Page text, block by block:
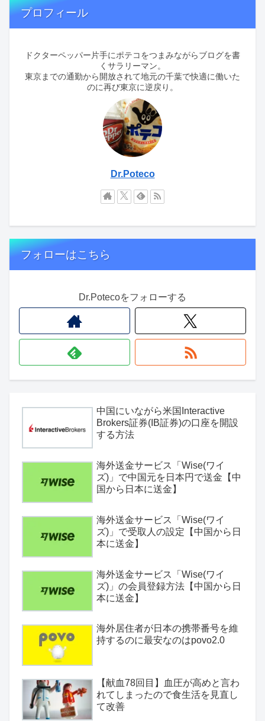
プロフィール
ドクターペッパー片手にポテコをつまみながらブログを書
くサラリーマン。
東京までの通勤から開放されて地元の千葉で快適に働いた
のに再び東京に逆戻り。
Dr.Poteco
フォローはこちら
Dr.Potecoをフォローする
中国にいながら米国Interactive
Brokers証券(IB証券)の口座を開設
する方法
海外送金サービス「Wise(ワイ
ズ)」で中国元を日本円で送金【中
国から日本に送金】
海外送金サービス「Wise(ワイ
ズ)」で受取人の設定【中国から日
本に送金】
海外送金サービス「Wise(ワイ
ズ)」の会員登録方法【中国から日
本に送金】
海外居住者が日本の携帯番号を維
持するのに最安なのはpovo2.0
【献血78回目】血圧が高めと言わ
れてしまったので食生活を見直し
て改善